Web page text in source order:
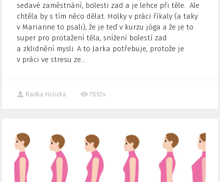
sedavé zaměstnání, bolesti zad a je lehce při těle. Ale
chtěla by s tím něco dělat. Holky v práci říkaly (a taky
v Marianne to psali), že je teď v kurzu jóga a že je to
super pro protažení těla, snížení bolestí zad
a zklidnění mysli. A to Jarka potřebuje, protože je
v práci ve stresu ze...
Radka Holická 7892x